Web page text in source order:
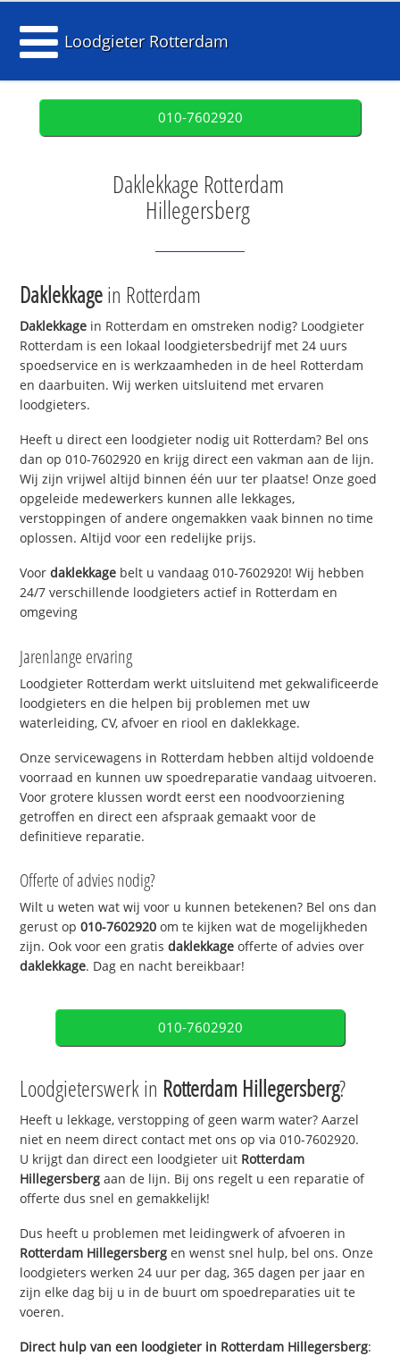
Loodgieter Rotterdam
010-7602920
Daklekkage Rotterdam
Hillegersberg
Daklekkagein Rotterdam
Daklekkage in Rotterdam en omstreken nodig? Loodgieter
Rotterdam is een lokaal loodgietersbedrijf met 24 uurs
spoedservice en is werkzaamheden in de heel Rotterdam
en daarbuiten. Wij werken uitsluitend met ervaren
loodgieters.
Heeft u direct een loodgieter nodig uit Rotterdam? Bel ons
dan op 010-7602920 en krijg direct een vakman aan de lijn.
Wij zijn vrijwel altijd binnen één uur ter plaatse! Onze goed
opgeleide medewerkers kunnen alle lekkages,
verstoppingen of andere ongemakken vaak binnen no time
oplossen. Altijd voor een redelijke prijs.
Voordaklekkage belt u vandaag 010-7602920! Wij hebben
24/7 verschillende loodgieters actief in Rotterdam en
omgeving
Jarenlange ervaring
Loodgieter Rotterdam werkt uitsluitend met gekwalificeerde
loodgieters en die helpen bij problemen met uw
waterleiding, CV, afvoer en riool en daklekkage.
Onze servicewagens in Rotterdam hebben altijd voldoende
voorraad en kunnen uw spoedreparatie vandaag uitvoeren.
Voor grotere klussen wordt eerst een noodvoorziening
getroffen en direct een afspraak gemaakt voor de
definitieve reparatie.
Offerte of advies nodig?
Wilt u weten wat wij voor u kunnen betekenen? Bel ons dan
gerust op010-7602920 om te kijken wat de mogelijkheden
zijn. Ook voor een gratisdaklekkage offerte of advies over
daklekkage. Dag en nacht bereikbaar!
010-7602920
Loodgieterswerk in Rotterdam Hillegersberg?
Heeft u lekkage, verstopping of geen warm water? Aarzel
niet en neem direct contact met ons op via 010-7602920.
U krijgt dan direct een loodgieter uit Rotterdam
Hillegersberg aan de lijn. Bij ons regelt u een reparatie of
offerte dus snel en gemakkelijk!
Dus heeft u problemen met leidingwerk of afvoeren in
Rotterdam Hillegersberg en wenst snel hulp, bel ons. Onze
loodgieters werken 24 uur per dag, 365 dagen per jaar en
zijn elke dag bij u in de buurt om spoedreparaties uit te
voeren.
Direct hulp van een loodgieter in Rotterdam Hillegersberg: